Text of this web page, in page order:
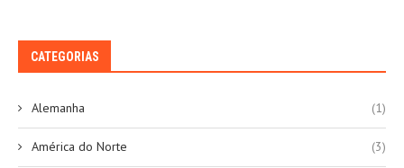
CATEGORIAS
Alemanha (1)
América do Norte (3)